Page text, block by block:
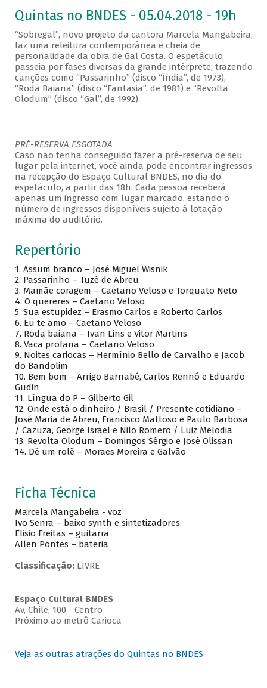
Quintas no BNDES - 05.04.2018 - 19h
“Sobregal”, novo projeto da cantora Marcela Mangabeira,
faz uma releitura contemporânea e cheia de
personalidade da obra de Gal Costa. O espetáculo
passeia por fases diversas da grande intérprete, trazendo
canções como “Passarinho” (disco “Índia”, de 1973),
“Roda Baiana” (disco “Fantasia”, de 1981) e “Revolta
Olodum” (disco “Gal”, de 1992).
PRÉ-RESERVA ESGOTADA
Caso não tenha conseguido fazer a pré-reserva de seu
lugar pela internet, você ainda pode encontrar ingressos
na recepção do Espaço Cultural BNDES, no dia do
espetáculo, a partir das 18h. Cada pessoa receberá
apenas um ingresso com lugar marcado, estando o
número de ingressos disponíveis sujeito à lotação
máxima do auditório.
Repertório
1. Assum branco – José Miguel Wisnik
2. Passarinho – Tuzé de Abreu
3. Mamãe coragem – Caetano Veloso e Torquato Neto
4. O quereres – Caetano Veloso
5. Sua estupidez – Erasmo Carlos e Roberto Carlos
6. Eu te amo – Caetano Veloso
7. Roda baiana – Ivan Lins e Vitor Martins
8. Vaca profana – Caetano Veloso
9. Noites cariocas – Hermínio Bello de Carvalho e Jacob
do Bandolim
10. Bem bom – Arrigo Barnabé, Carlos Rennó e Eduardo
Gudin
11. Língua do P – Gilberto Gil
12. Onde está o dinheiro / Brasil / Presente cotidiano –
José Maria de Abreu, Francisco Mattoso e Paulo Barbosa
/ Cazuza, George Israel e Nilo Romero / Luiz Melodia
13. Revolta Olodum – Domingos Sérgio e José Olissan
14. Dê um rolê – Moraes Moreira e Galvão
Ficha Técnica
Marcela Mangabeira - voz
Ivo Senra – baixo synth e sintetizadores
Elisio Freitas – guitarra
Allen Pontes – bateria
Classificação: LIVRE
Espaço Cultural BNDES
Av, Chile, 100 - Centro
Próximo ao metrô Carioca
Veja as outras atrações do Quintas no BNDES